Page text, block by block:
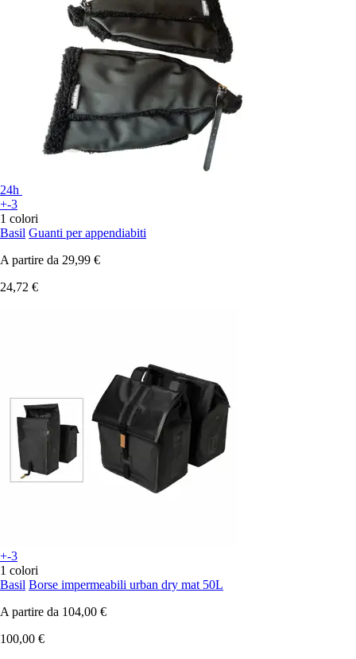
24h
+-3
1 colori
Basil Guanti per appendiabiti
A partire da 29,99 €
24,72 €
+-3
1 colori
Basil Borse impermeabili urban dry mat 50L
A partire da 104,00 €
100,00 €